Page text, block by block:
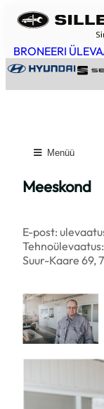
Liigu
sisu
BRONEERI
Menüü
Meeskond
E-post:
Tehnoülevaatus:
Suur-Kaare 69,